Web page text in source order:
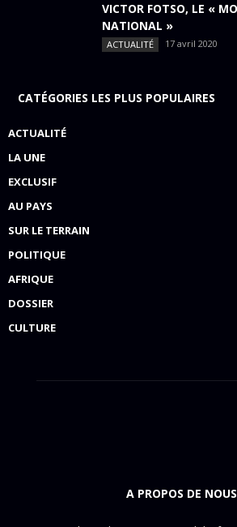
VICTOR FOTSO, LE «
NATIONAL »
ACTUALITÉ 17 avril 2020
CATÉGORIES LES PLUS POPULAIRES
ACTUALITÉ
LA UNE
EXCLUSIF
AU PAYS
SUR LE TERRAIN
POLITIQUE
AFRIQUE
DOSSIER
CULTURE
A PROPOS DE NOUS